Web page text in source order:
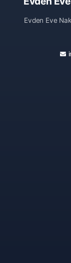
Evden Eve